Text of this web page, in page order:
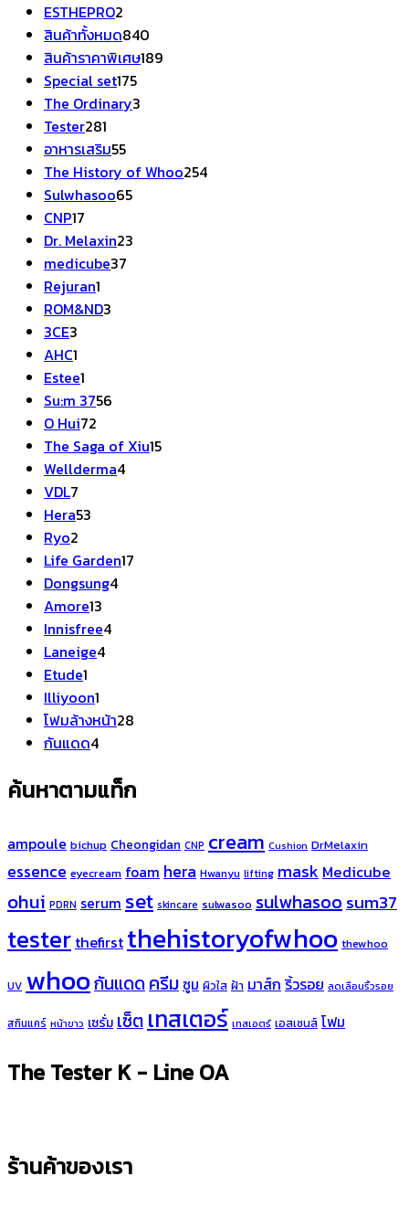
ESTHEPRO2
สินค้า
สินค้าทั้งหมด840
สินค้า
สินค้าราคาพิเศษ189189
Special set175175
สินค้า
The Ordinary3
Tester281
สินค้า
อาหารเสริม5555
สินค้า
The History of Whoo254254
Sulwhasoo6565
CNP17
สินค้า
Dr. Melaxin23
medicube37
Rejuran1
สินค้า
ROM&ND3
3CE3
AHC1
สินค้า
Estee1
สินค้า
Su:m 3756
O Hui72
สินค้า
The Saga of Xiu1515
Wellderma44
VDL7
สินค้า
Hera53
Ryo2
สินค้า
Life Garden17
Dongsung44
Amore13
สินค้า
Innisfree44
Laneige44
Etude1
สินค้า
Illiyoon1
สินค้า
โฟมล้างหน้า28
กันแดด44
ค้นหาตามแท็ก
ampoule bichup Cheongidan CNP cream Cushion DrMelaxin
essence eyecream foam hera Hwanyu lifting mask Medicube
ohui PDRN serum set skincare sulwasoo sulwhasoosum37
tester thefirst thehistoryofwhoo thewhoo
UV whooกันแดดครีม ซูม ผิวใส ฝ้า มาส์ก ริ้วรอย ลดเลือนริ้วรอย
สกินแคร์ หน้าขาว เซรั่มเซ็ต เทสเตอร์ เทสเอตร์ เอสเซนส์ โฟม
The Tester K - Line OA
ร้านค้าของเรา